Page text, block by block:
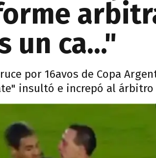
un ca..."
por 16avos de Copa
insultó e increpó al árbitro